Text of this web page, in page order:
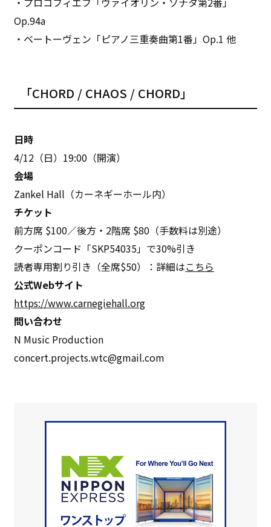
Op.94a
・ベートーヴェン「ピアノ三重奏曲第1番」Op.1 他
「CHORD / CHAOS / CHORD」
日時
4/12（日）19:00（開演）
会場
Zankel Hall（カーネギーホール内）
チケット
前方席 $100／後方・2階席 $80（手数料は別途）
クーポンコード「SKP54035」で30%引き
読者専用割り引き（全席$50）：詳細はこちら
公式Webサイト
https://www.carnegiehall.org
問い合わせ
N Music Production
concert.projects.wtc@gmail.com